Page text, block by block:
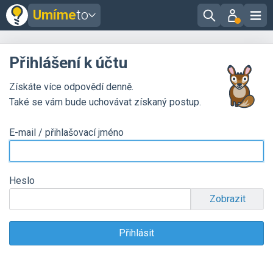
Umímeto
Přihlášení k účtu
Získáte více odpovědí denně.
Také se vám bude uchovávat získaný postup.
E-mail / přihlašovací jméno
Heslo
Zobrazit